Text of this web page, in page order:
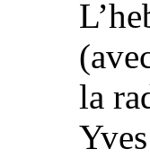
la